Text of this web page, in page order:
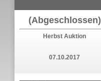
(Abgeschlossen)
Herbst Auktion
07.10.2017